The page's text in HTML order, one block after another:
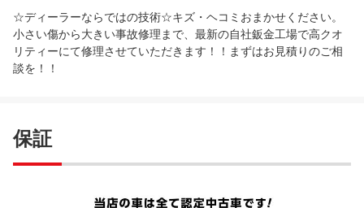
☆ディーラーならではの技術☆キズ・ヘコミおまかせください。
小さい傷から大きい事故修理まで、最新の自社鈑金工場で高クオ
リティーにて修理させていただきます！！まずはお見積りのご相
談を！！
保証